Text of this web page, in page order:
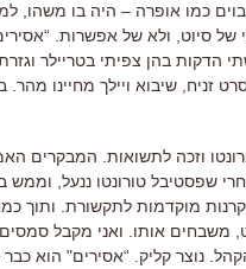
כמו אופרה – היה בו משהו,
של סיוט, ולא של אפשרות.
הדקות בהן צפיתי בטריילר
זניח, שיבוא ויילך מחיינו מהר.
וזכה לתשואות. המבקרים
שפסטיבל טורונטו ננעל,
מוקדמות לתקשורת. ותוך
אותו. ואני מקבל סמסים
נוצר קליק. “אסירים" הוא